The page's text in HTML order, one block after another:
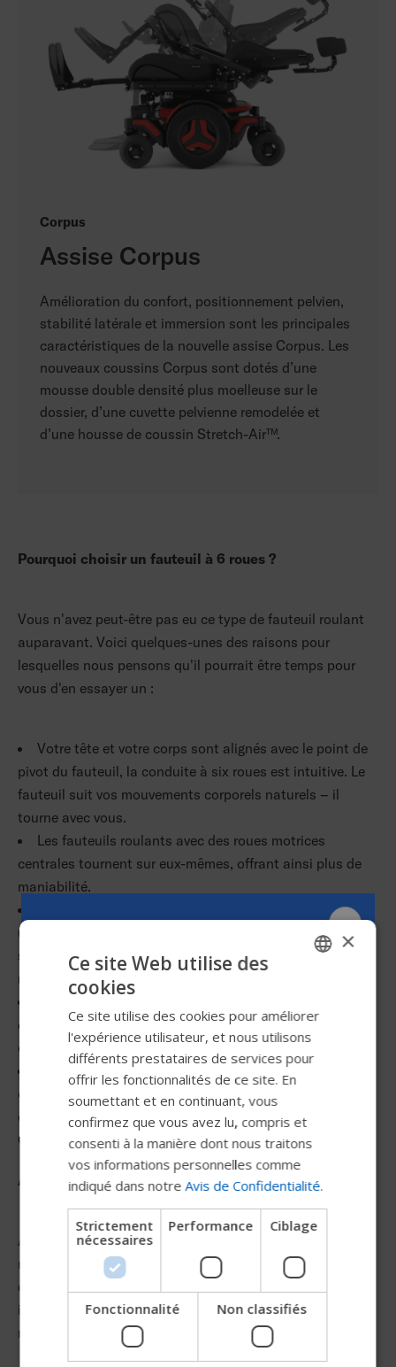
Corpus
Assise Corpus
Amélioration du confort, positionnement pelvien,
stabilité latérale et immersion sont les principales
caractéristiques de la nouvelle assise Corpus. Les
nouveaux coussins Corpus sont dotés d’une
mousse double densité plus moelleuse sur le
dossier, d’une cuvette pelvienne remodelée et
d’une housse de coussin Stretch-Air™.
Pourquoi choisir un fauteuil à 6 roues ?
Vous n'avez peut-être pas eu ce type de fauteuil roulant
auparavant. Voici quelques-unes des raisons pour
lesquelles nous pensons qu'il pourrait être temps pour
vous d'en essayer un :
Votre tête et votre corps sont alignés avec le point de
pivot du fauteuil, la conduite à six roues est intuitive. Le
fauteuil suit vos mouvements corporels naturels – il
tourne avec vous.
Les fauteuils roulants avec des roues motrices
centrales tournent sur eux-mêmes, offrant ainsi plus de
maniabilité.
L'encombrement est réduit devant vous par rapport à
un fauteuil à propulsion (Permobil a réussi à déplacer le
siège encore plus en avant). Cela rend le fauteuil plus
maniable et permet un meilleur accès à l'environnement.
dessus des roues motrices) donne une meilleure stabilité,
en particulier dans les rampes d'accès et plans inclinés.
Les fauteuils à six roues peuvent désormais être
comparés aux fauteuils à propulsion en termes de vitesse
et de confort de conduite, surtout en extérieur. Notre M3
Corpus a une vitesse maximale de 10 km/h.
Avantages
Avec le M3 Corpus, nous nous assurons d'apporter la
meilleure solution à nos utilisateurs. Nous comprenons
qu'il est important que la conduite soit confortable,
intuitive et que les fauteuils soient programmables pour
répondre aux besoins de l'utilisateur.
Essayez notre nouveau guide
Permobil
SWEDISH
DUTCH
GERMAN
DANISH
NORWEGIAN
CHINESE (SIMPLIFIED)
SPANISH
×
Ce site Web utilise des
cookies
Ce site utilise des cookies pour améliorer
l'expérience utilisateur, et nous utilisons
différents prestataires de services pour
offrir les fonctionnalités de ce site. En
soumettant et en continuant, vous
confirmez que vous avez lu, compris et
consenti à la manière dont nous traitons
vos informations personnelles comme
indiqué dans notreAvis de Confidentialité.
Strictement
nécessaires
Performance Ciblage
Fonctionnalité Non classifiés